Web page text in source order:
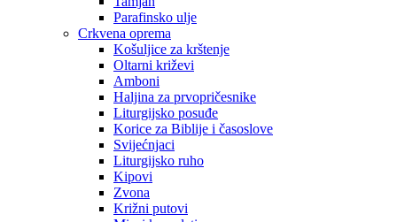
Parafinsko ulje
Crkvena oprema
Košuljice za krštenje
Oltarni križevi
Amboni
Haljina za prvopričesnike
Liturgijsko posuđe
Korice za Biblije i časoslove
Svijećnjaci
Liturgijsko ruho
Kipovi
Zvona
Križni putovi